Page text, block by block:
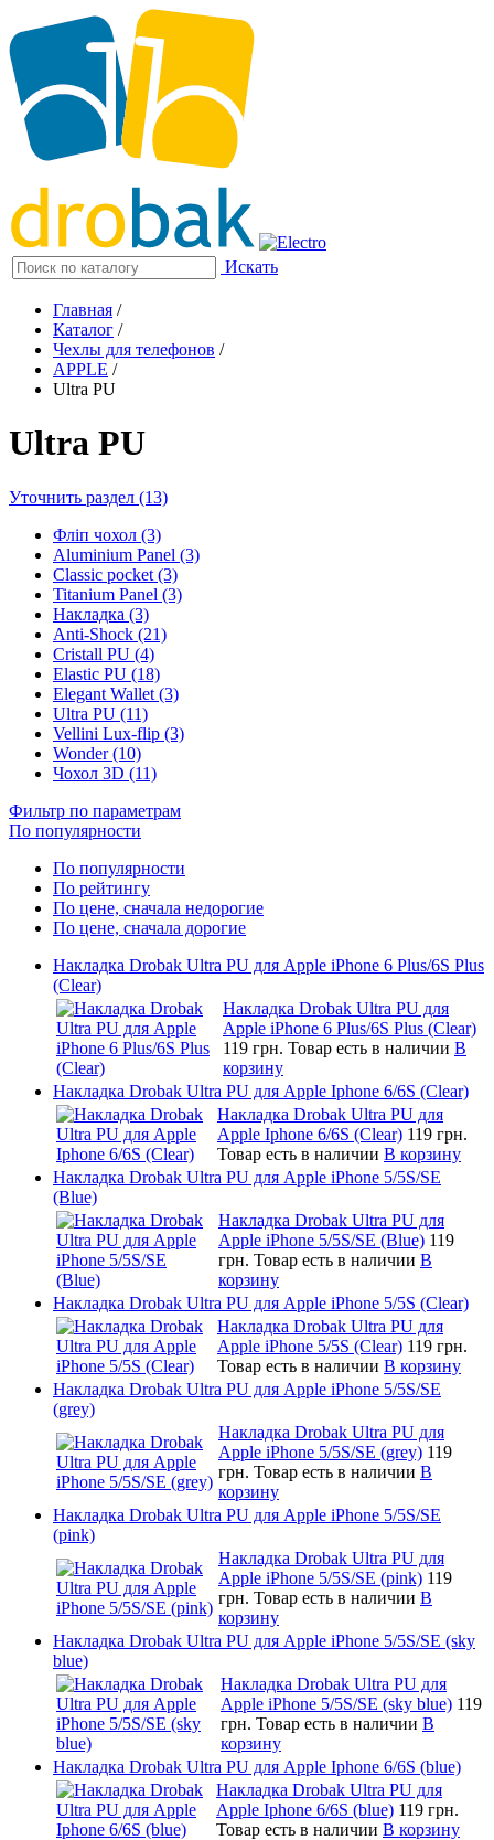
Искать
Главная /
Каталог /
Чехлы для телефонов /
APPLE /
Ultra PU
Ultra PU
Уточнить раздел (13)
Фліп чохол (3)
Aluminium Panel (3)
Classic pocket (3)
Titanium Panel (3)
Накладка (3)
Anti-Shock (21)
Cristall PU (4)
Elastic PU (18)
Elegant Wallet (3)
Ultra PU (11)
Vellini Lux-flip (3)
Wonder (10)
Чохол 3D (11)
Фильтр по параметрам
По популярности
По популярности
По рейтингу
По цене, сначала недорогие
По цене, сначала дорогие
Накладка Drobak Ultra PU для Apple iPhone 6 Plus/6S Plus
(Clear)
Накладка Drobak Ultra PU для
Apple iPhone 6 Plus/6S Plus (Clear)
119 грн. Товар есть в наличии В
корзину
Накладка Drobak Ultra PU для Apple Iphone 6/6S (Clear)
Накладка Drobak Ultra PU для
Apple Iphone 6/6S (Clear) 119 грн.
Товар есть в наличии В корзину
Накладка Drobak Ultra PU для Apple iPhone 5/5S/SE
(Blue)
Накладка Drobak Ultra PU для
Apple iPhone 5/5S/SE (Blue) 119
грн. Товар есть в наличии В
корзину
Накладка Drobak Ultra PU для Apple iPhone 5/5S (Clear)
Накладка Drobak Ultra PU для
Apple iPhone 5/5S (Clear) 119 грн.
Товар есть в наличии В корзину
Накладка Drobak Ultra PU для Apple iPhone 5/5S/SE
(grey)
Накладка Drobak Ultra PU для
Apple iPhone 5/5S/SE (grey) 119
грн. Товар есть в наличии В
корзину
Накладка Drobak Ultra PU для Apple iPhone 5/5S/SE
(pink)
Накладка Drobak Ultra PU для
Apple iPhone 5/5S/SE (pink) 119
грн. Товар есть в наличии В
корзину
Накладка Drobak Ultra PU для Apple iPhone 5/5S/SE (sky
blue)
Накладка Drobak Ultra PU для
Apple iPhone 5/5S/SE (sky blue) 119
грн. Товар есть в наличии В
корзину
Накладка Drobak Ultra PU для Apple Iphone 6/6S (blue)
Накладка Drobak Ultra PU для
Apple Iphone 6/6S (blue) 119 грн.
Товар есть в наличии В корзину